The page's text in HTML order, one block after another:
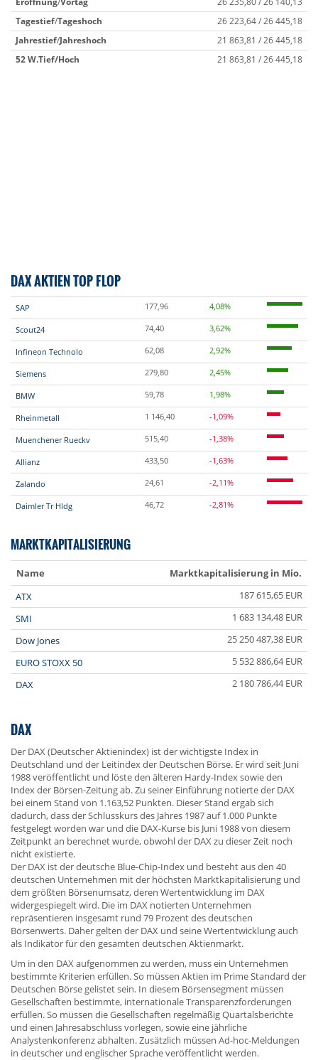
Tagestief/Tageshoch
26 223,64 / 26 445,18
Jahrestief/Jahreshoch
21 863,81 / 26 445,18
52 W.Tief/Hoch 21 863,81 / 26 445,18
DAX AKTIEN TOP FLOP
SAP 177,96 4,08%
Scout24 74,40 3,62%
Infineon Technolo 62,08 2,92%
Siemens 279,80 2,45%
BMW 59,78 1,98%
Rheinmetall 1 146,40 -1,09%
Muenchener Rueckv 515,40 -1,38%
Allianz 433,50 -1,63%
Zalando 24,61 -2,11%
Daimler Tr Hldg 46,72 -2,81%
MARKTKAPITALISIERUNG
Name
Marktkapitalisierung in Mio.
ATX
187 615,65 EUR
SMI
1 683 134,48 EUR
Dow Jones
25 250 487,38 EUR
EURO STOXX 50
5 532 886,64 EUR
DAX
2 180 786,44 EUR
DAX
Der DAX (Deutscher Aktienindex) ist der wichtigste Index in
Deutschland und der Leitindex der Deutschen Börse. Er wird seit Juni
1988 veröffentlicht und löste den älteren Hardy-Index sowie den
Index der Börsen-Zeitung ab. Zu seiner Einführung notierte der DAX
bei einem Stand von 1.163,52 Punkten. Dieser Stand ergab sich
dadurch, dass der Schlusskurs des Jahres 1987 auf 1.000 Punkte
festgelegt worden war und die DAX-Kurse bis Juni 1988 von diesem
Zeitpunkt an berechnet wurde, obwohl der DAX zu dieser Zeit noch
nicht existierte.
Der DAX ist der deutsche Blue-Chip-Index und besteht aus den 40
deutschen Unternehmen mit der höchsten Marktkapitalisierung und
dem größten Börsenumsatz, deren Wertentwicklung im DAX
widergespiegelt wird. Die im DAX notierten Unternehmen
repräsentieren insgesamt rund 79 Prozent des deutschen
Börsenwerts. Daher gelten der DAX und seine Wertentwicklung auch
als Indikator für den gesamten deutschen Aktienmarkt.
Um in den DAX aufgenommen zu werden, muss ein Unternehmen
bestimmte Kriterien erfüllen. So müssen Aktien im Prime Standard der
Deutschen Börse gelistet sein. In diesem Börsensegment müssen
Gesellschaften bestimmte, internationale Transparenzforderungen
erfüllen. So müssen die Gesellschaften regelmäßig Quartalsberichte
und einen Jahresabschluss vorlegen, sowie eine jährliche
Analystenkonferenz abhalten. Zusätzlich müssen Ad-hoc-Meldungen
in deutscher und englischer Sprache veröffentlicht werden.